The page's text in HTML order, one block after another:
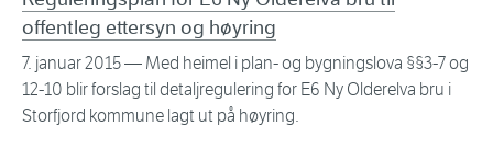
offentleg ettersyn og høyring
7. januar 2015— Med heimel i plan- og bygningslova §§3-7 og
12-10 blir forslag til detaljregulering for E6 Ny Olderelva bru i
Storfjord kommune lagt ut på høyring.